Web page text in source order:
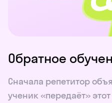
Обратное
Сначала репетитор
ученик «передаёт»